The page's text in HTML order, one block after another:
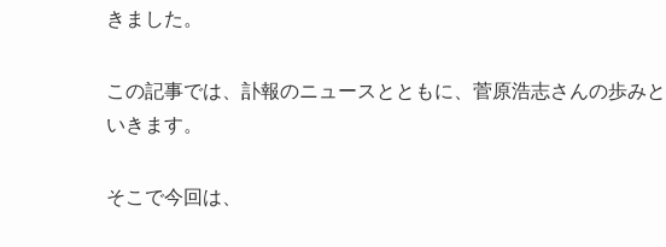
きました。
この記事では、訃報のニュースとともに、菅原浩志さんの歩み
いきます。
そこで今回は、